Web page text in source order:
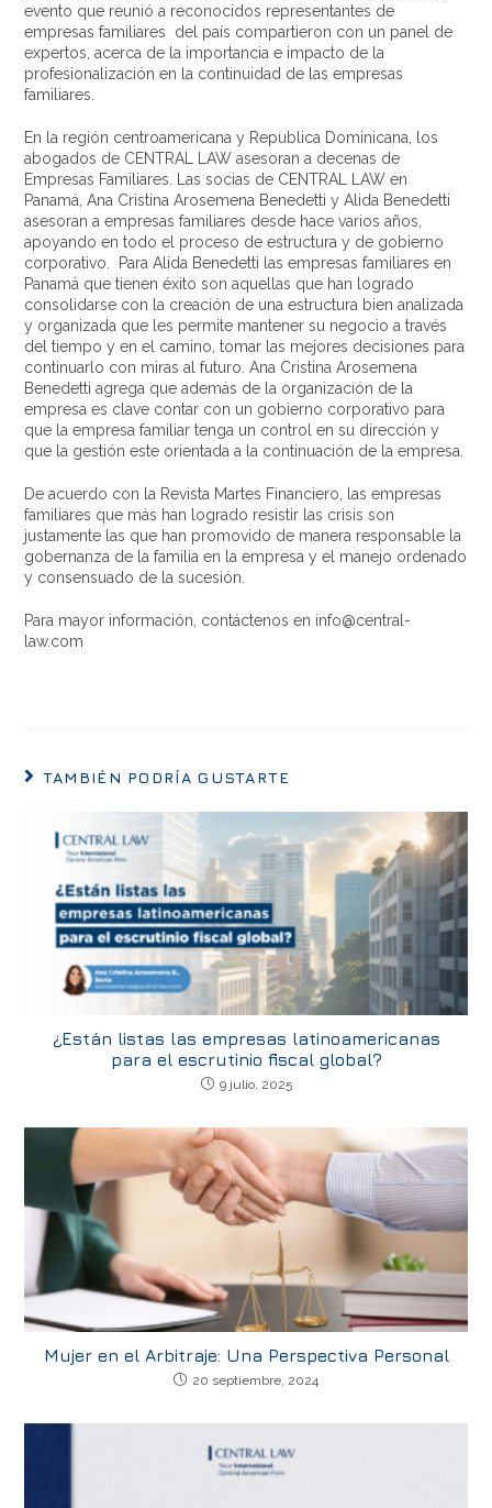
evento que reunió a reconocidos representantes de
empresas familiares del país compartieron con un panel de
expertos, acerca de la importancia e impacto de la
profesionalización en la continuidad de las empresas
familiares.
En la región centroamericana y Republica Dominicana, los
abogados de CENTRAL LAW asesoran a decenas de
Empresas Familiares. Las socias de CENTRAL LAW en
Panamá, Ana Cristina Arosemena Benedetti y Alida Benedetti
asesoran a empresas familiares desde hace varios años,
apoyando en todo el proceso de estructura y de gobierno
corporativo. Para Alida Benedetti las empresas familiares en
Panamá que tienen éxito son aquellas que han logrado
consolidarse con la creación de una estructura bien analizada
y organizada que les permite mantener su negocio a través
del tiempo y en el camino, tomar las mejores decisiones para
continuarlo con miras al futuro. Ana Cristina Arosemena
Benedetti agrega que además de la organización de la
empresa es clave contar con un gobierno corporativo para
que la empresa familiar tenga un control en su dirección y
que la gestión este orientada a la continuación de la empresa.
De acuerdo con la Revista Martes Financiero, las empresas
familiares que más han logrado resistir las crisis son
justamente las que han promovido de manera responsable la
gobernanza de la familia en la empresa y el manejo ordenado
y consensuado de la sucesión.
Para mayor información, contáctenos en info@central-
law.com
TAMBIÉN PODRÍA GUSTARTE
¿Están listas las empresas latinoamericanas
para el escrutinio fiscal global?
9 julio, 2025
Mujer en el Arbitraje: Una Perspectiva Personal
20 septiembre, 2024